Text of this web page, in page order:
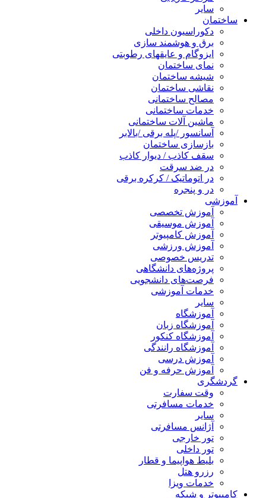
سایر
ساختمان
دکوراسیون داخلی
برق و هوشمند سازی
ایزوگام و عایقهای رطوبتی
نمای ساختمان
شیشه ساختمان
نقاشی ساختمان
مصالح ساختمانی
خدمات ساختمانی
ماشین آلات ساختمانی
آسانسور /پله برقی /بالابر
بازسازی ساختمان
سقف کاذب / دیوار کاذب
در ضد سرقت
در اتوماتیک / کرکره برقی
در و پنجره
آموزشی
آموزش تخصصی
آموزش موسیقی
آموزش کامپیوتر
آموزش ورزشی
تدریس خصوصی
پروژه‌های دانشگاهی
فرصت‌های دانشجویی
خدمات آموزشی
سایر
آموزشگاه
آموزشگاه زبان
آموزشگاه کنکور
آموزشگاه رانندگی
آموزش درسی
آموزش حرفه و فن
گردشگری
وقت سفارت
خدمات مسافرتی
سایر
آژانس مسافرتی
تور خارجی
تور داخلی
بلیط هواپیما و قطار
رزرو هتل
خدمات ویزا
کامپیوتر و شبکه